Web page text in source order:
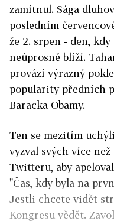
zamítnul. Sága
posledním
že 2. srpen - den,
neúprosně blíží.
provází výrazný
popularity předních
Baracka Obamy.
Ten se mezitím
vyzval svých více
Twitteru, aby
"Čas, kdy byla na
Jestli chcete vidět
Kongresu vědět.